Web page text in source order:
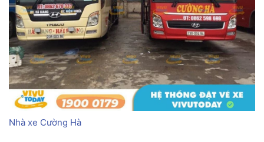
Nhà xe Cường Hà